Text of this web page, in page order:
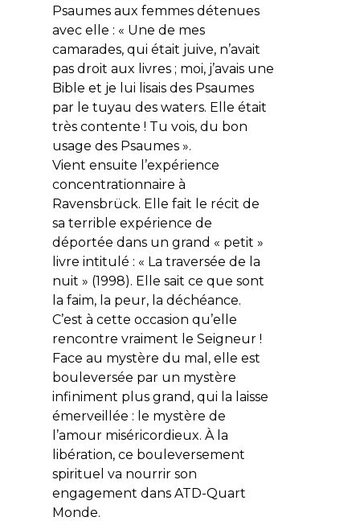
Psaumes aux femmes détenues
avec elle : « Une de mes
camarades, qui était juive, n’avait
pas droit aux livres ; moi, j’avais une
Bible et je lui lisais des Psaumes
par le tuyau des waters. Elle était
très contente ! Tu vois, du bon
usage des Psaumes ».
Vient ensuite l’expérience
concentrationnaire à
Ravensbrück. Elle fait le récit de
sa terrible expérience de
déportée dans un grand « petit »
livre intitulé : « La traversée de la
nuit » (1998). Elle sait ce que sont
la faim, la peur, la déchéance.
C’est à cette occasion qu’elle
rencontre vraiment le Seigneur !
Face au mystère du mal, elle est
bouleversée par un mystère
infiniment plus grand, qui la laisse
émerveillée : le mystère de
l’amour miséricordieux. À la
libération, ce bouleversement
spirituel va nourrir son
engagement dans ATD-Quart
Monde.